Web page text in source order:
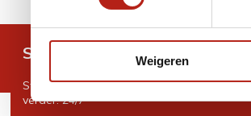
Weigeren
Snel antwoord op je vraag?
Stel je vraag in de chat, en we helpen je
verder. 24/7